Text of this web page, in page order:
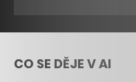
CO SE DĚJE V AI